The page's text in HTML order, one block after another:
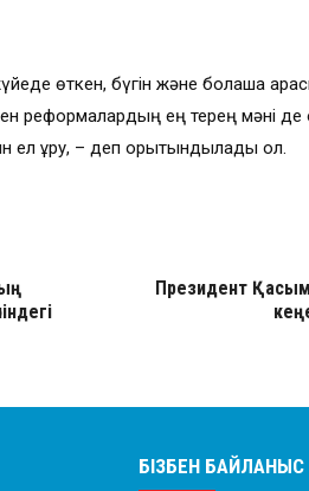
өткен, бүгін және болашақ
реформалардың ең терең мәні де
ел құру, – деп қорытындылады ол.
Президент
БІЗБЕН БАЙЛАНЫС